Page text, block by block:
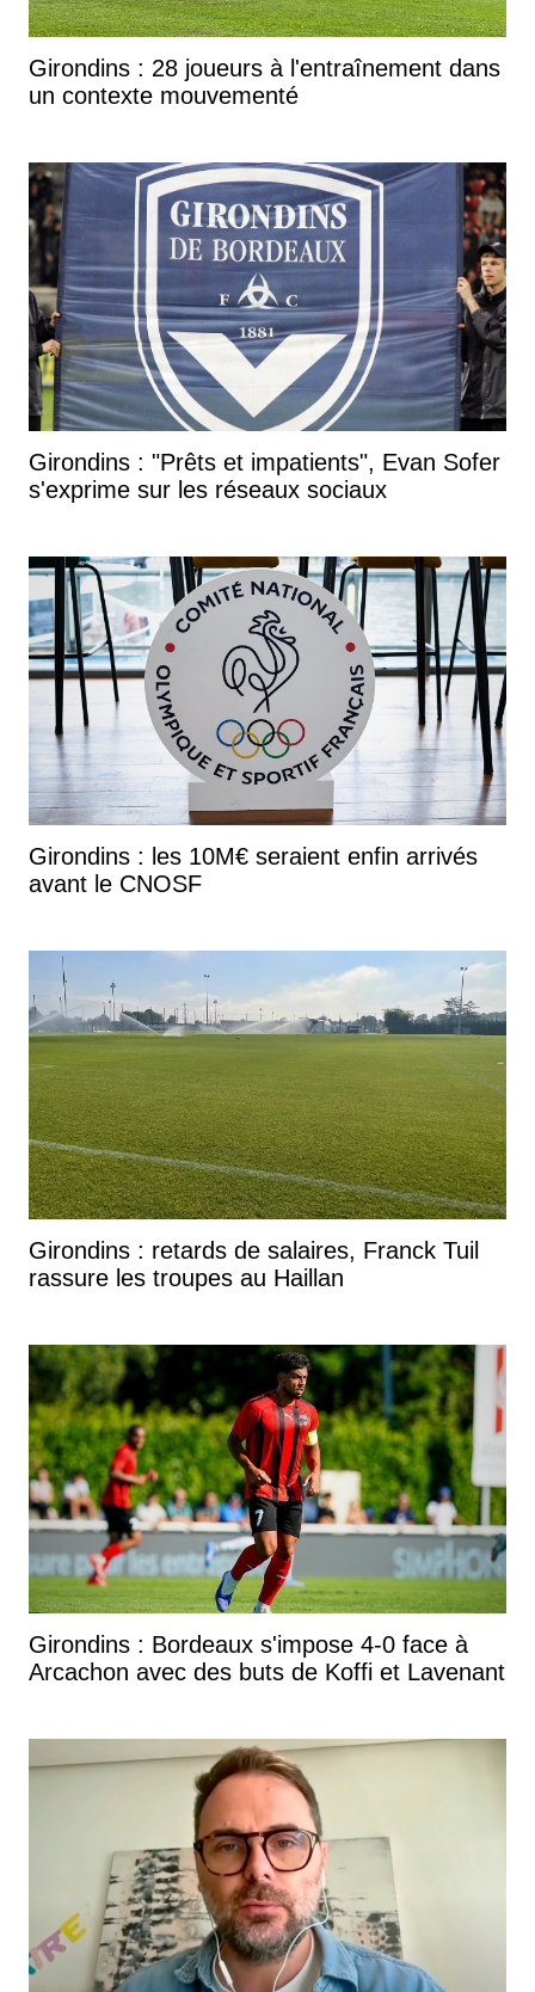
Girondins : 28 joueurs à l'entraînement dans
un contexte mouvementé
Girondins : "Prêts et impatients", Evan Sofer
s'exprime sur les réseaux sociaux
Girondins : les 10M€ seraient enfin arrivés
avant le CNOSF
Girondins : retards de salaires, Franck Tuil
rassure les troupes au Haillan
Girondins : Bordeaux s'impose 4-0 face à
Arcachon avec des buts de Koffi et Lavenant